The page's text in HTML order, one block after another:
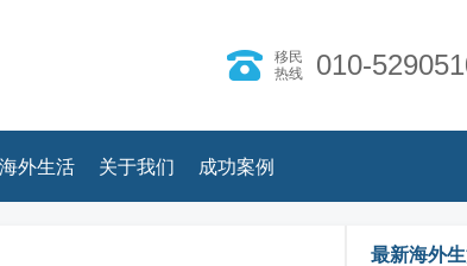
移民
热线
010-
海外生活 关于我们 成功案例
最新海外